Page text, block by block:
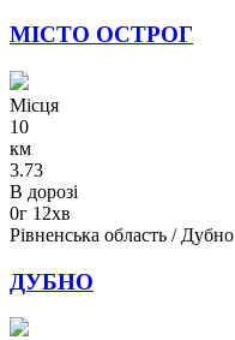
МІСТО ОСТРОГ
Місця
10
км
3.73
В дорозі
0г 12хв
Рівненська область / Дубно
ДУБНО